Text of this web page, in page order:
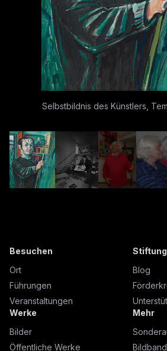
Selbstbildnis des Künstlers,
Besuchen
Ort
Führungen
Veranstaltungen
Stiftung
Blog
Werke
Bilder
Öffentliche Werke
Mehr
Bildband